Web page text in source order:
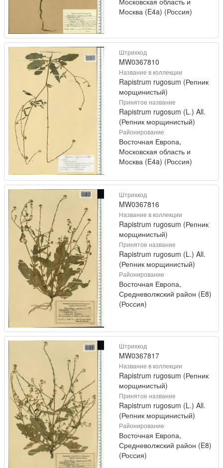
Москва (E4a) (Россия)
Штрихкод
MW0367810
Название в коллекции
Rapistrum rugosum (Репник
морщинистый)
Принятое название
Rapistrum rugosum (L.) All.
(Репник морщинистый)
Районирование
Восточная Европа,
Московская область и
Москва (E4a) (Россия)
Штрихкод
MW0367816
Название в коллекции
Rapistrum rugosum (Репник
морщинистый)
Принятое название
Rapistrum rugosum (L.) All.
(Репник морщинистый)
Районирование
Восточная Европа,
Средневолжский район (E8)
(Россия)
Штрихкод
MW0367817
Название в коллекции
Rapistrum rugosum (Репник
морщинистый)
Принятое название
Rapistrum rugosum (L.) All.
(Репник морщинистый)
Районирование
Восточная Европа,
Средневолжский район (E8)
(Россия)